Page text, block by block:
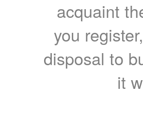
acquaint
you
disposal to
it